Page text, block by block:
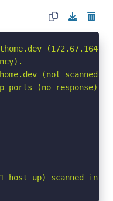
(not scanned):
ports (no-response)
host up) scanned in